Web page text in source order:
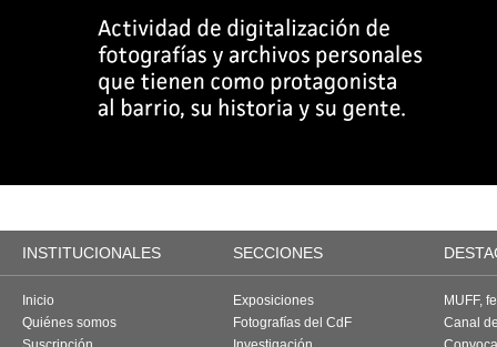
INSTITUCIONALES SECCIONES
Inicio
Quiénes somos
Exposiciones
Fotografías del CdF
MUFF,
Canal